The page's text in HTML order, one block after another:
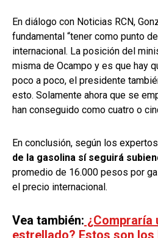
En diálogo con Noticias RCN,
fundamental “tener como punto
internacional. La posición del
misma de Ocampo y es que hay
poco a poco, el presidente
esto. Solamente ahora que se
han conseguido como cuatro o
En conclusión, según los
de la gasolina sí seguirá
promedio de 16.000 pesos por
el precio internacional.
Vea también: ¿Compraría
estrellado? Estos son los